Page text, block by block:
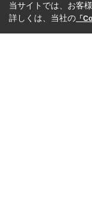
当サイトでは、お客
詳しくは、当社の 「